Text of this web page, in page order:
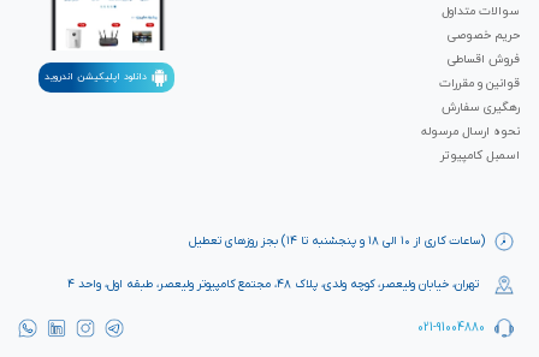
(ساعات کاری از ۱۰ الی ۱۸ و پنجشنبه تا ۱۴) بجز روزهای تعطیل
تهران، خیابان ولیعصر، کوچه ولدی، پلاک ۴۸، مجتمع کامپیوتر ولیعصر، طبقه اول، واحد ۴
021-91004880
سوالات متداول
حریم خصوصی
فروش اقساطی
قوانین و مقررات
رهگیری سفارش
نحوه ارسال مرسوله
اسمبل کامپیوتر
دانلود اپلیکیشن اندروید